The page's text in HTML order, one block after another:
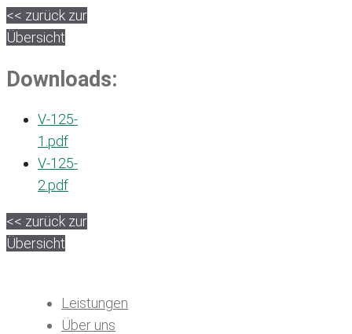
<< zurück zur
Übersicht
Downloads:
V-125-
1.pdf
V-125-
2.pdf
<< zurück zur
Übersicht
Leistungen
Über uns